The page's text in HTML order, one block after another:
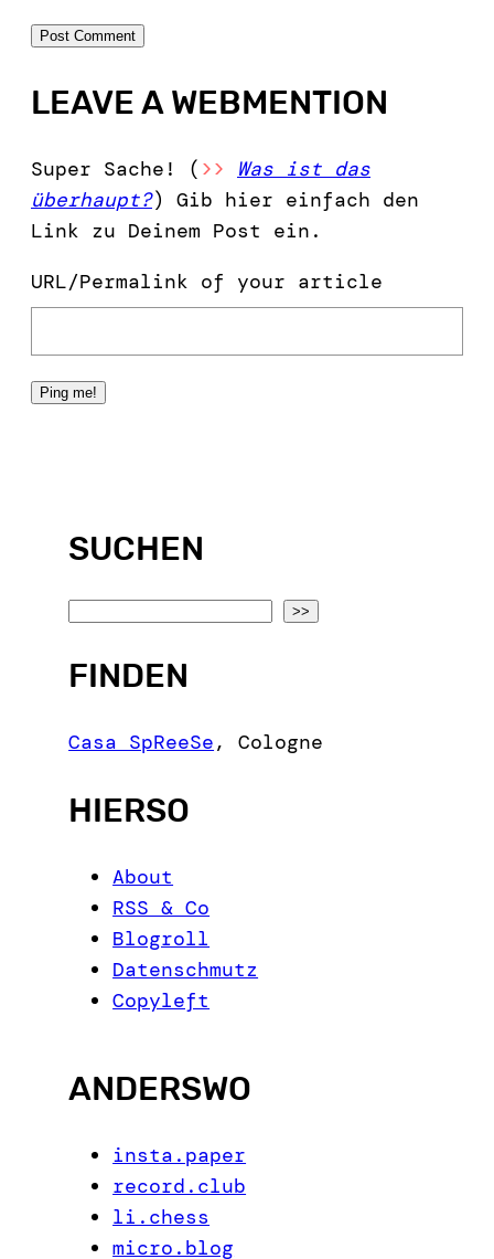
LEAVE A WEBMENTION
Super Sache! ( >>
Was ist das
überhaupt?) Gib hier einfach den
Link zu Deinem Post ein.
URL/Permalink of your article
SUCHEN
a
c
>>
FINDEN
Casa SpReeSe,Cologne
HIERSO
About
RSS & Co
Blogroll
Datenschmutz
Copyleft
ANDERSWO
insta.paper
record.club
li.chess
micro.blog